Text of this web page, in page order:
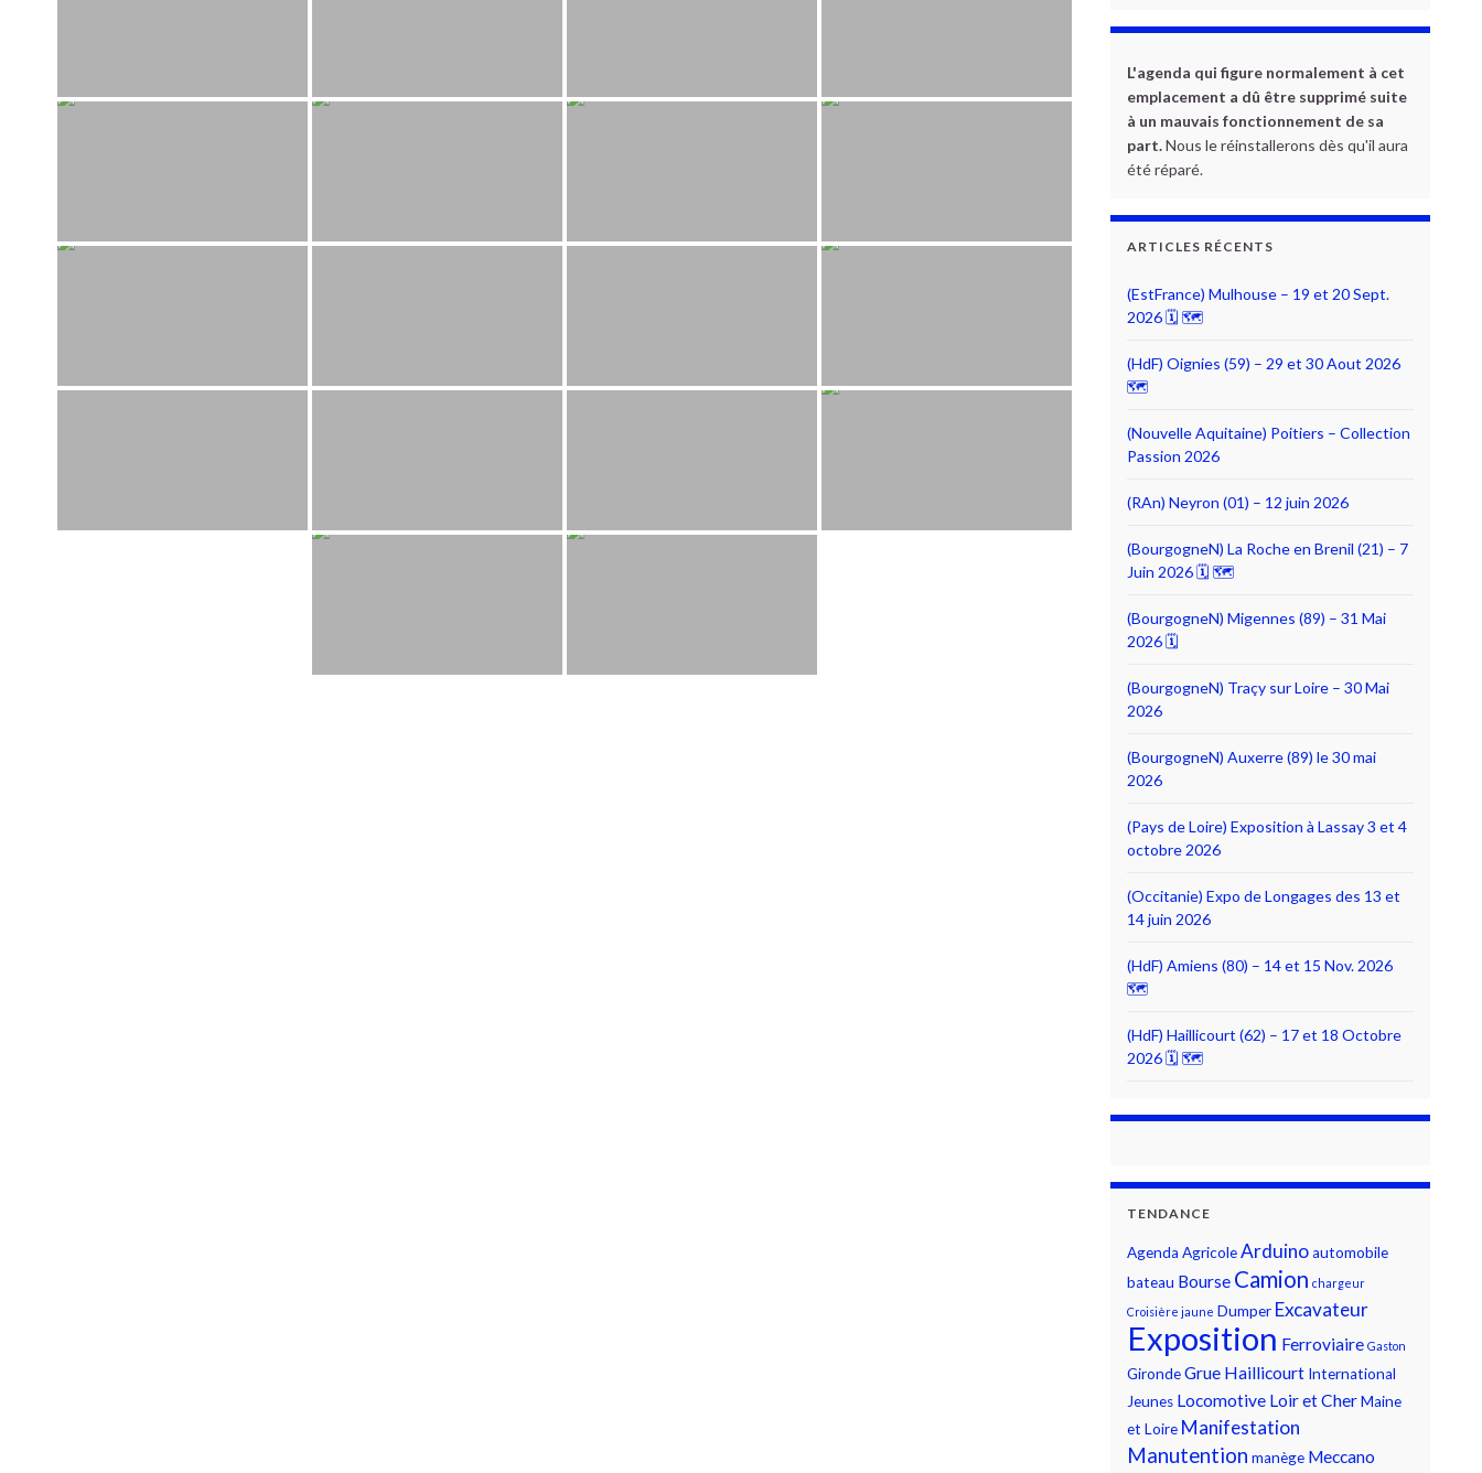
L'agenda qui figure normalement à cet
emplacement a dû être supprimé suite
à un mauvais fonctionnement de sa
part.Nous le réinstallerons dès qu'il aura
été réparé.
ARTICLES RÉCENTS
(EstFrance) Mulhouse – 19 et 20 Sept.
2026 🗓 🗺
(HdF) Oignies (59) – 29 et 30 Aout 2026
🗺
(Nouvelle Aquitaine) Poitiers – Collection
Passion 2026
(RAn) Neyron (01) – 12 juin 2026
(BourgogneN) La Roche en Brenil (21) – 7
Juin 2026 🗓 🗺
(BourgogneN) Migennes (89) – 31 Mai
2026 🗓
(BourgogneN) Traçy sur Loire – 30 Mai
2026
(BourgogneN) Auxerre (89) le 30 mai
2026
(Pays de Loire) Exposition à Lassay 3 et 4
octobre 2026
(Occitanie) Expo de Longages des 13 et
14 juin 2026
(HdF) Amiens (80) – 14 et 15 Nov. 2026
🗺
(HdF) Haillicourt (62) – 17 et 18 Octobre
2026 🗓 🗺
TENDANCE
Agenda AgricoleArduinoautomobile
bateau Bourse Camion chargeur
Croisière jaune Dumper Excavateur
Exposition Ferroviaire Gaston
GirondeGrue Haillicourt International
Jeunes Locomotive Loir et CherMaine
et Loire Manifestation
Manutention manège Meccano